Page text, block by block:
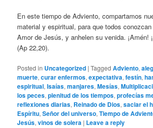
En este tiempo de Adviento, compartamos
material y espiritual, para que todos
Amor de Jesús, y anhelen su venida. ¡Amén!
(Ap 22,20).
Posted in Uncategorized |Tagged Adviento,
muerte,curar enfermos,expectativa,festín,
espiritual,Isaías,manjares,Mesías,
los peces,plenitud de los tiempos,profecías
reflexiones diarias, Reinado de Dios,saciar el
Espíritu,Señor del universo,Tiempo de
Jesús,vinos de solera | Leave a reply